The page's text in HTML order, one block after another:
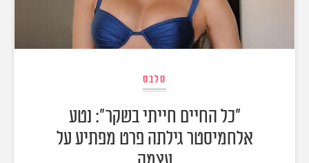
סלבס
"כל החיים חייתי בשקר": נטע
אלחמיסטר גילתה פרט מפתיע על